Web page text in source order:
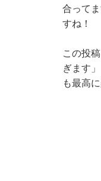
合って
すね！
この投
ぎます
も最高